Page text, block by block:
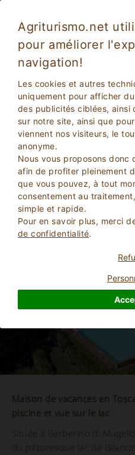
Agriturismo.net
pour améliorer
navigation!
Les cookies et autres
uniquement pour afficher
des publicités ciblées, ainsi
sur notre site, ainsi que
viennent nos visiteurs, le
anonyme.
Nous vous proposons donc
afin de profiter pleinement
que vous pouvez, à tout
consentement au
simple et rapide.
Pour en savoir plus, merci
de confidentialité.
Barberino del
Firenze, Barberino del Mugello
DEMANDER AU
Plus
Maison de vacances en
piscine et vue sur le lac
Située à Barberino di
du pittoresque lac de